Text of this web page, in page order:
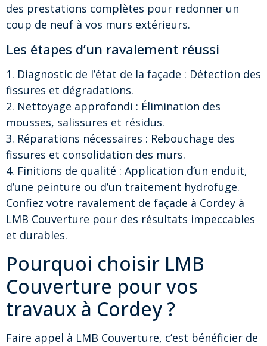
des prestations complètes pour redonner un
coup de neuf à vos murs extérieurs.
Les étapes d’un ravalement réussi
1. Diagnostic de l’état de la façade : Détection des
fissures et dégradations.
2. Nettoyage approfondi : Élimination des
mousses, salissures et résidus.
3. Réparations nécessaires : Rebouchage des
fissures et consolidation des murs.
4. Finitions de qualité : Application d’un enduit,
d’une peinture ou d’un traitement hydrofuge.
Confiez votre ravalement de façade à Cordey à
LMB Couverture pour des résultats impeccables
et durables.
Pourquoi choisir LMB
Couverture pour vos
travaux à Cordey ?
Faire appel à LMB Couverture, c’est bénéficier de